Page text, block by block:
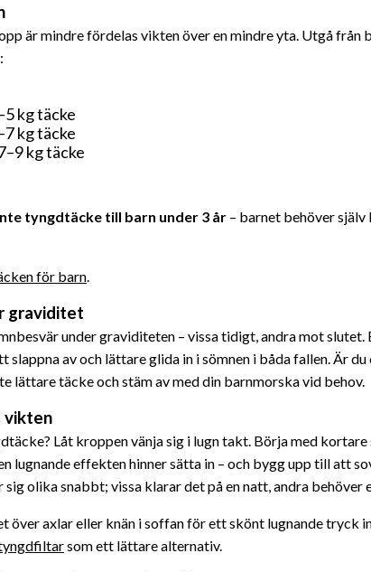
är mindre fördelas vikten över en mindre yta. Utgå från
kg täcke
kg täcke
kg täcke
tyngdtäcke till barn under 3 år– barnet behöver själv
för barn.
graviditet
under graviditeten – vissa tidigt, andra mot slutet.
slappna av och lättare glida in i sömnen i båda fallen. Är du
lättare täcke och stäm av med din barnmorska vid behov.
vikten
Låt kroppen vänja sig i lugn takt. Börja med kortare
lugnande effekten hinner sätta in – och bygg upp till att
sig olika snabbt; vissa klarar det på en natt, andra behöver
över axlar eller knän i soffan för ett skönt lugnande tryck
som ett lättare alternativ.